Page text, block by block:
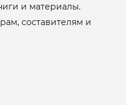
и материалы.
составителям и